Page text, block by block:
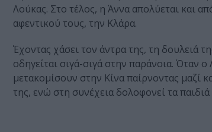
Λούκας. Στο τέλος, η Άννα απολύεται και
αφεντικού τους, την Κλάρα.
Έχοντας χάσει τον άντρα της, τη δουλειά
οδηγείται σιγά-σιγά στην παράνοια. Όταν
μετακομίσουν στην Κίνα παίρνοντας μαζί
της, ενώ στη συνέχεια δολοφονεί τα παιδιά